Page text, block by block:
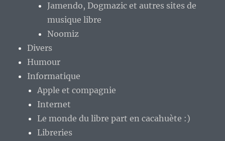
Jamendo, Dogmazic et autres sites de
musique libre
Noomiz
Divers
Humour
Informatique
Apple et compagnie
Internet
Le monde du libre part en cacahuète :)
Libreries